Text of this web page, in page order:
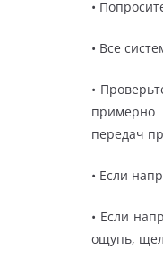
•
• Все
•
примерно
передач
• Если
• Если
ощупь,